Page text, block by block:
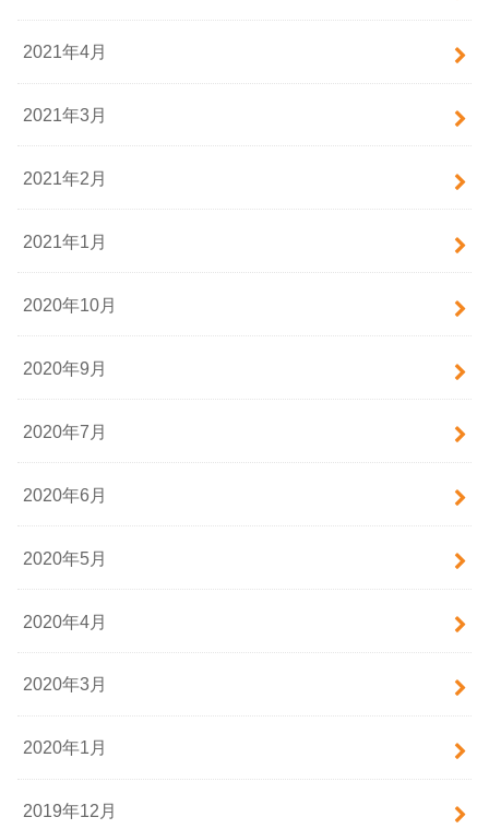
2021年4月
2021年3月
2021年2月
2021年1月
2020年10月
2020年9月
2020年7月
2020年6月
2020年5月
2020年4月
2020年3月
2020年1月
2019年12月